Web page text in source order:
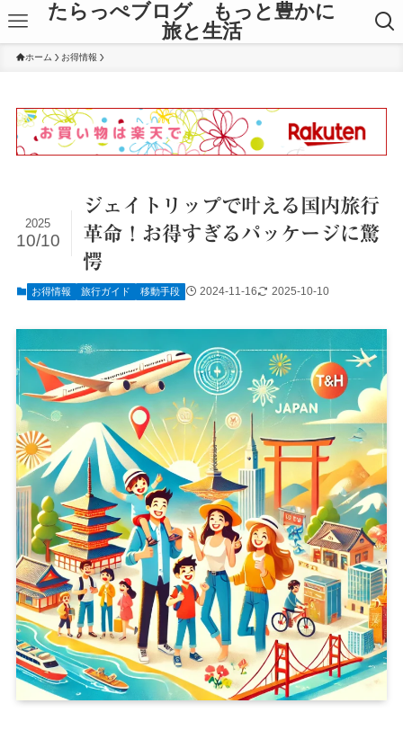
たらっぺブログ もっと豊かに
旅と生活
ホーム お得情報
ジェイトリップで叶える国内旅行
革命！お得すぎるパッケージに驚
愕
2025
10/10
お得情報 旅行ガイド 移動手段 2024-11-16 2025-10-10